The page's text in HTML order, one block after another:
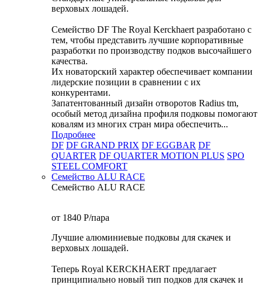
верховых лошадей.
Семейство DF The Royal Kerckhaert разработано с
тем, чтобы представить лучшие корпоративные
разработки по производству подков высочайшего
качества.
Их новаторский характер обеспечивает компании
лидерские позиции в сравнении с их
конкурентами.
Запатентованный дизайн отворотов Radius tm,
особый метод дизайна профиля подковы помогают
ковалям из многих стран мира обеспечить...
Подробнее
DF DF GRAND PRIX DF EGGBAR DF
QUARTER DF QUARTER MOTION PLUS SPO
STEEL COMFORT
Семейство ALU RACE
Семейство ALU RACE
от 1840 P/пара
Лучшие алюминиевые подковы для скачек и
верховых лошадей.
Теперь Royal KERCKHAERT предлагает
принципиально новый тип подков для скачек и